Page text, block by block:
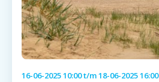
16-06-2025 10:00t/m18-06-2025 16:00